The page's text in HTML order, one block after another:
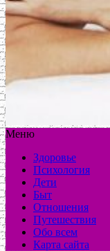
Меню
Здоровье
Психология
Дети
Быт
Отношения
Путешествия
Обо всем
Карта сайта